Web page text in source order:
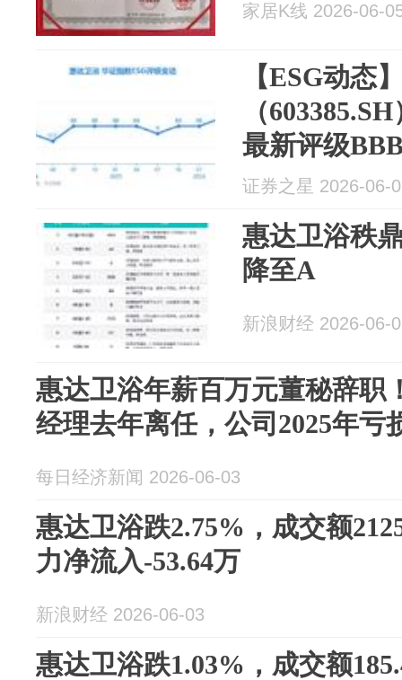
家居K线 2026-06-
【ESG动态
（
最新评级
证券之星 2026-06-
惠达卫浴秩
降至A
新浪财经 2026-06-
惠达卫浴年薪百万元董秘辞职
经理去年离任，公司2025年亏
每日经济新闻 2026-06-03
惠达卫浴跌2.75%，成交额
力净流入-53.64万
新浪财经 2026-06-03
惠达卫浴跌1.03%，成交额